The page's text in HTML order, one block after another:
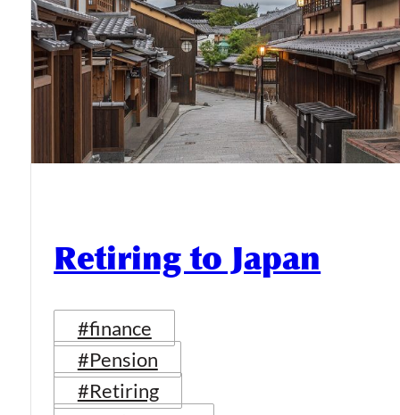
Retiring to Japan
#finance
#Pension
#Retiring